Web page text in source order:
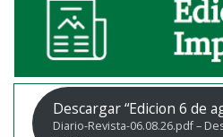
Descargar “Edicion 6 de
Diario-Revista-06.08.26.pdf –